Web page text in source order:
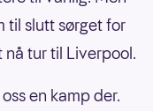
til slutt sørget for
tur til Liverpool.
en kamp der.